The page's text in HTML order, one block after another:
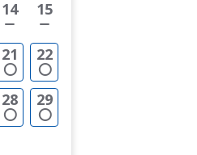
14 15
21 22
28 29